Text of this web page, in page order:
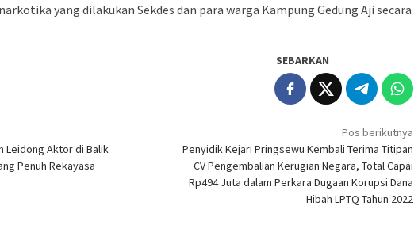
yang dilakukan Sekdes dan para warga Kampung Gedung Aji secara
SEBARKAN
Leidong Aktor di Balik
Penuh Rekayasa
Pos berikutnya
Penyidik Kejari Pringsewu Kembali Terima Titipan
CV Pengembalian Kerugian Negara, Total Capai
Rp494 Juta dalam Perkara Dugaan Korupsi Dana
Hibah LPTQ Tahun 2022